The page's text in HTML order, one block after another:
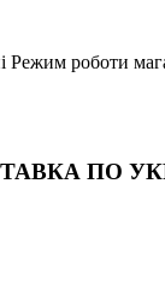
роботи
ПО